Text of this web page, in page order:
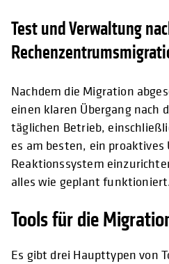
Test und Verwaltung
Nachdem die Migration
einen klaren Übergang nach
täglichen Betrieb,
es am besten, ein proaktives
Reaktionssystem
alles wie geplant funktioniert.
Tools für die
Es gibt drei Haupttypen von